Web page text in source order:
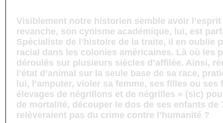
Visiblement notre historien semble avoir
revanche, son cynisme académique, lui, est
Spécialiste de l’histoire de la traite, il en oublie
racial dans les colonies américaines. Là où les
déroulés sur plusieurs siècles d’affilée. Ainsi,
l’état d’animal sur la seule base de sa race,
lui, l’amputer, violer sa femme, ses filles ou ses
élevages de négrillons et de négrilles » (sic)
de mortalité, découper le dos de ses enfants de
relèveraient pas du crime contre l’humanité ?